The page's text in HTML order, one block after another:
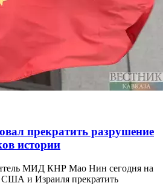
прекратить разрушение
истории
МИД КНР Мао Нин сегодня на
США и Израиля прекратить